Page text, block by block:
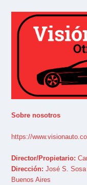
Sobre nosotros
https://
Director/Propietario:
Dirección: José S. Sosa
Buenos Aires